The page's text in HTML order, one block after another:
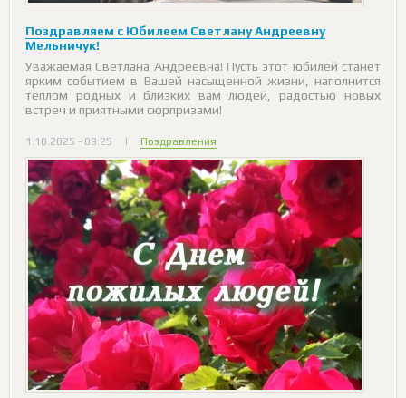
Поздравляем с Юбилеем Светлану Андреевну
Мельничук!
Уважаемая Светлана Андреевна! Пусть этот юбилей станет
ярким событием в Вашей насыщенной жизни, наполнится
теплом родных и близких вам людей, радостью новых
встреч и приятными сюрпризами!
1.10.2025 - 09:25 | Поздравления